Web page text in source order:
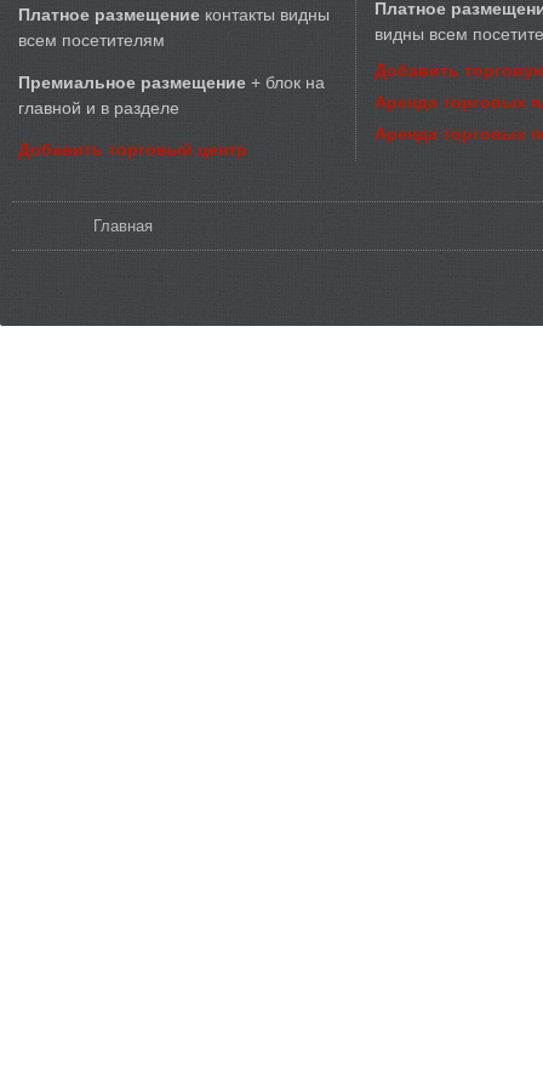
Платное размещение контакты видны
всем посетителям
Премиальное размещение + блок на
главной и в разделе
Добавить торговый центр
Платное
видны всем
Добавить
Аренда торговых
Аренда торговых
Главная